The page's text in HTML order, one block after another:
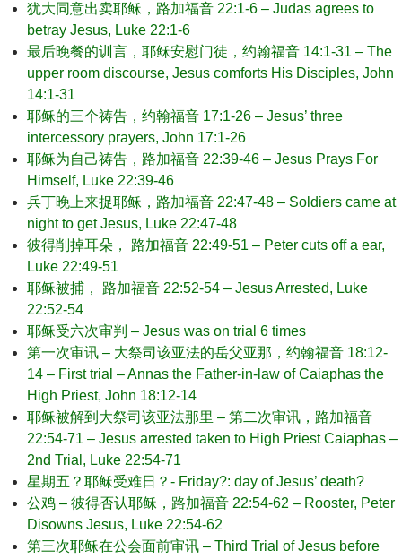
犹大同意出卖耶稣，路加福音 22:1-6 – Judas agrees to
betray Jesus, Luke 22:1-6
最后晚餐的训言，耶稣安慰门徒，约翰福音 14:1-31 – The
upper room discourse, Jesus comforts His Disciples, John
14:1-31
耶稣的三个祷告，约翰福音 17:1-26 – Jesus’ three
intercessory prayers, John 17:1-26
耶稣为自己祷告，路加福音 22:39-46 – Jesus Prays For
Himself, Luke 22:39-46
兵丁晚上来捉耶稣，路加福音 22:47-48 – Soldiers came at
night to get Jesus, Luke 22:47-48
彼得削掉耳朵， 路加福音 22:49-51 – Peter cuts off a ear,
Luke 22:49-51
耶稣被捕， 路加福音 22:52-54 – Jesus Arrested, Luke
22:52-54
耶稣受六次审判 – Jesus was on trial 6 times
第一次审讯 – 大祭司该亚法的岳父亚那，约翰福音 18:12-
14 – First trial – Annas the Father-in-law of Caiaphas the
High Priest, John 18:12-14
耶稣被解到大祭司该亚法那里 – 第二次审讯，路加福音
22:54-71 – Jesus arrested taken to High Priest Caiaphas –
2nd Trial, Luke 22:54-71
星期五？耶稣受难日？- Friday?: day of Jesus’ death?
公鸡 – 彼得否认耶稣，路加福音 22:54-62 – Rooster, Peter
Disowns Jesus, Luke 22:54-62
第三次耶稣在公会面前审讯 – Third Trial of Jesus before